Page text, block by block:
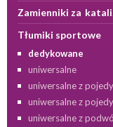
Zamienniki za
Tłumiki sportowe
dedykowane
uniwersalne
uniwersalne z
uniwersalne z
uniwersalne z